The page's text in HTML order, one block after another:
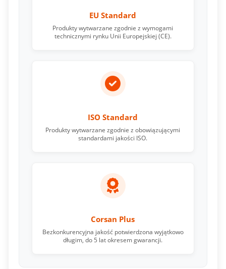
EU Standard
Produkty wytwarzane zgodnie z wymogami
technicznymi rynku Unii Europejskiej (CE).
ISO Standard
Produkty wytwarzane zgodnie z obowiązującymi
standardami jakości ISO.
Corsan Plus
Bezkonkurencyjna jakość potwierdzona wyjątkowo
długim, do 5 lat okresem gwarancji.